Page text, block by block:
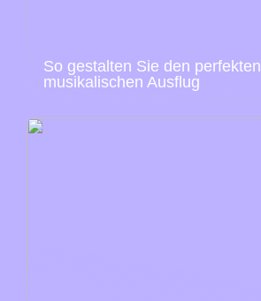
So gestalten Sie den perfekten
musikalischen Ausflug